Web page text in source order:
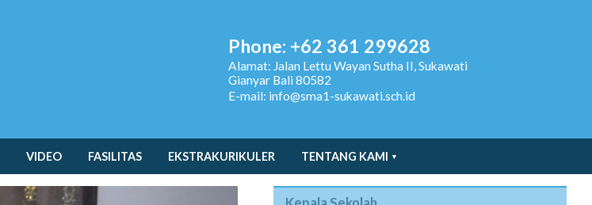
Phone: +62 361 299628
Alamat: Jalan Lettu Wayan Sutha II, Sukawati
Gianyar Bali 80582
E-mail: info@sma1-sukawati.sch.id
VIDEO FASILITAS EKSTRAKURIKULER TENTANG KAMI